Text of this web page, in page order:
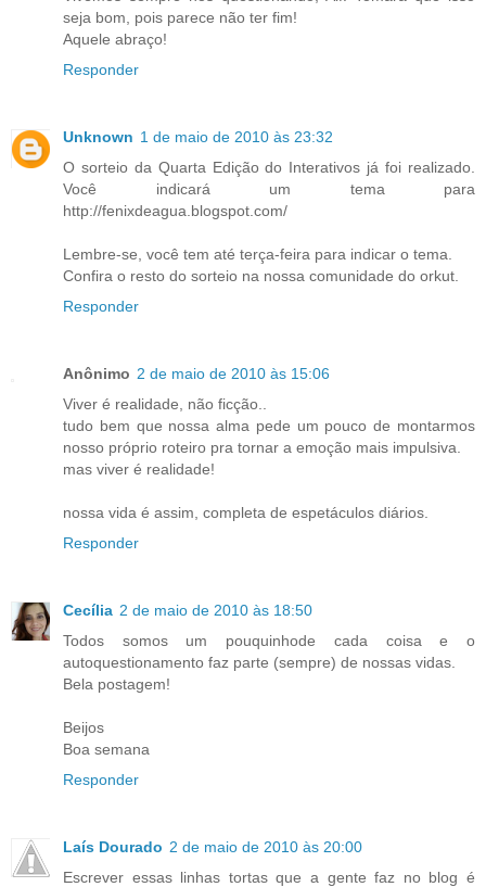
seja bom, pois parece não ter fim!
Aquele abraço!
Responder
Unknown 1 de maio de 2010 às 23:32
O sorteio da Quarta Edição do Interativos já foi realizado.
Você indicará um tema para
http://fenixdeagua.blogspot.com/
Lembre-se, você tem até terça-feira para indicar o tema.
Confira o resto do sorteio na nossa comunidade do orkut.
Responder
Anônimo 2 de maio de 2010 às 15:06
Viver é realidade, não ficção..
tudo bem que nossa alma pede um pouco de montarmos
nosso próprio roteiro pra tornar a emoção mais impulsiva.
mas viver é realidade!
nossa vida é assim, completa de espetáculos diários.
Responder
Cecília 2 de maio de 2010 às 18:50
Todos somos um pouquinhode cada coisa e o
autoquestionamento faz parte (sempre) de nossas vidas.
Bela postagem!
Beijos
Boa semana
Responder
Laís Dourado 2 de maio de 2010 às 20:00
Escrever essas linhas tortas que a gente faz no blog é